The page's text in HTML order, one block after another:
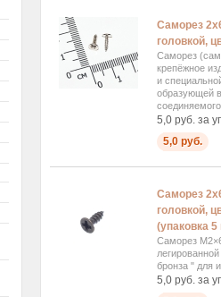
Саморез
головкой,
Саморез
крепёжное
и
образующей
5,0 руб. за
5,0 руб.
Саморез
головкой,
(упаковка 5
Саморез
бронза " для
5,0 руб. за